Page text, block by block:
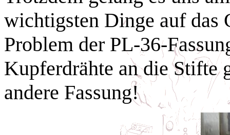
wichtigsten Dinge auf das
Problem der PL-36-
Kupferdrähte an die Stifte
andere Fassung!